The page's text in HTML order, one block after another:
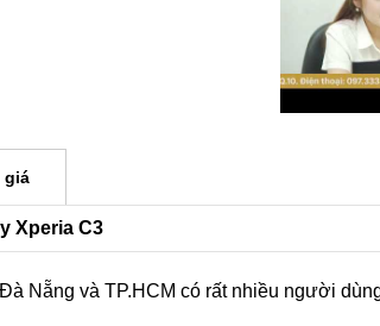
giá
Xperia C3
Nẵng và TP.HCM có rất nhiều người